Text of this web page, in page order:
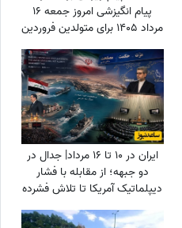
پیام انگیزشی امروز جمعه 16
مرداد 1405 برای متولدین فروردین
تا اسفند: امروز زمان درخشیدن
توست + ویدئو
ایران در 10 تا 16 مرداد| جدال در
دو جبهه؛ از مقابله با فشار
دیپلماتیک آمریکا تا تلاش فشرده
دولت برای حل ناترازی برق